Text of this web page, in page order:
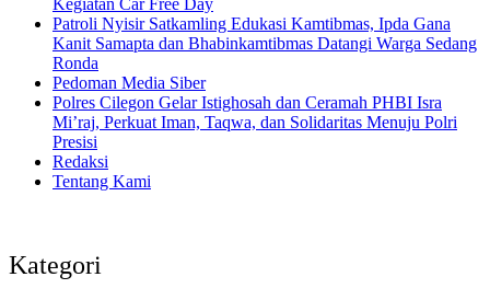
Patroli Nyisir Satkamling Edukasi Kamtibmas, Ipda Gana
Kanit Samapta dan Bhabinkamtibmas Datangi Warga Sedang
Ronda
Pedoman Media Siber
Polres Cilegon Gelar Istighosah dan Ceramah PHBI Isra
Mi’raj, Perkuat Iman, Taqwa, dan Solidaritas Menuju Polri
Presisi
Redaksi
Tentang Kami
Kategori